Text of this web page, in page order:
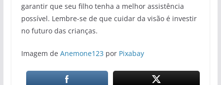
garantir que seu filho tenha a melhor assistência
possível. Lembre-se de que cuidar da visão é investir
no futuro das crianças.
Imagem de Anemone123 por Pixabay